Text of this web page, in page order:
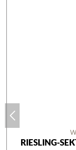
RIESLING-